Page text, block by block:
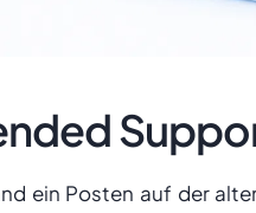
ein Posten auf der